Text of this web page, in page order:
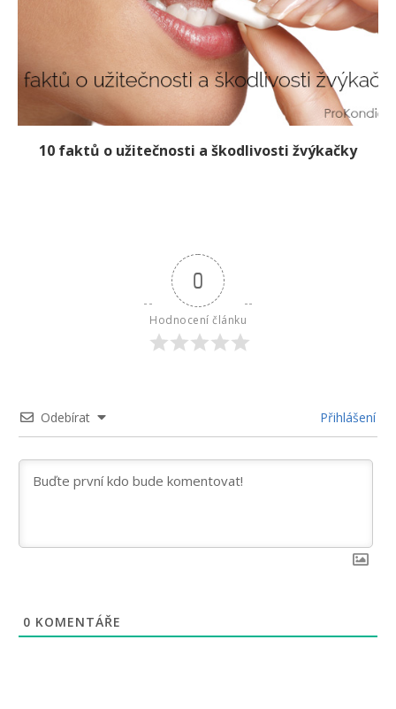
10 faktů o užitečnosti a škodlivosti žvýkačky
0
Hodnocení článku
Odebírat Přihlášení
0 KOMENTÁŘE